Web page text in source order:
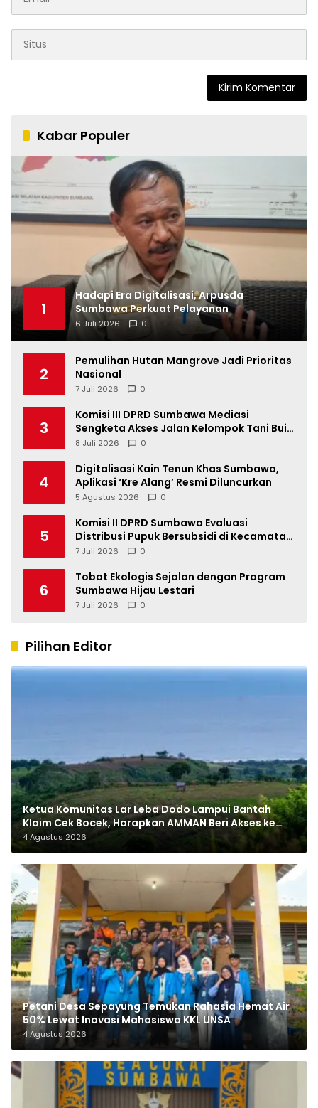
Kabar Populer
1
Hadapi Era Digitalisasi, Arpusda
Sumbawa Perkuat Pelayanan
6 Juli 2026 0
2
Pemulihan Hutan Mangrove Jadi Prioritas
Nasional
7 Juli 2026 0
3
Komisi III DPRD Sumbawa Mediasi
Sengketa Akses Jalan Kelompok Tani Buin
Dua
8 Juli 2026 0
4
Digitalisasi Kain Tenun Khas Sumbawa,
Aplikasi ‘Kre Alang’ Resmi Diluncurkan
5 Agustus 2026 0
5
Komisi II DPRD Sumbawa Evaluasi
Distribusi Pupuk Bersubsidi di Kecamatan
Lape
7 Juli 2026 0
6
Tobat Ekologis Sejalan dengan Program
Sumbawa Hijau Lestari
7 Juli 2026 0
Pilihan Editor
Ketua Komunitas Lar Leba Dodo Lampui Bantah
Klaim Cek Bocek, Harapkan AMMAN Beri Akses ke
Makam Leluhur
4 Agustus 2026
Petani Desa Sepayung Temukan Rahasia Hemat Air
50% Lewat Inovasi Mahasiswa KKL UNSA
4 Agustus 2026